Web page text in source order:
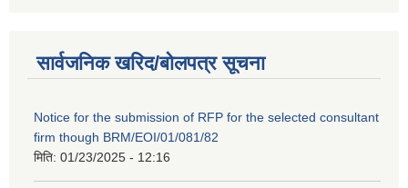
सार्वजनिक खरिद/बोलपत्र सूचना
Notice for the submission of RFP for the selected consultant
firm though BRM/EOI/01/081/82
मिति: 01/23/2025 - 12:16